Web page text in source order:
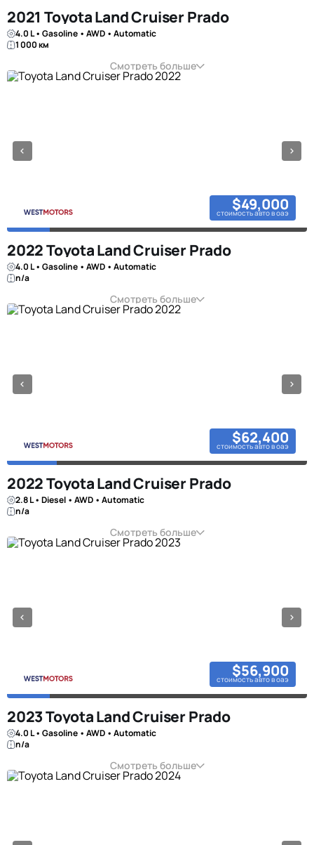
2021 Toyota Land Cruiser Prado
4.0 L • Gasoline • AWD • Automatic
1 000 км
Смотреть больше
$49,000
стоимость авто в оаэ
2022 Toyota Land Cruiser Prado
4.0 L • Gasoline • AWD • Automatic
n/a
Смотреть больше
$62,400
стоимость авто в оаэ
2022 Toyota Land Cruiser Prado
2.8 L • Diesel • AWD • Automatic
n/a
Смотреть больше
$56,900
стоимость авто в оаэ
2023 Toyota Land Cruiser Prado
4.0 L • Gasoline • AWD • Automatic
n/a
Смотреть больше